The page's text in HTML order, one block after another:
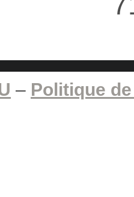
– Politique